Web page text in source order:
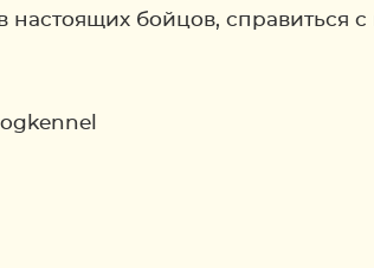
бойцов, справиться